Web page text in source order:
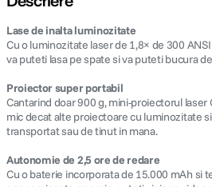
Lase de inalta luminozitate
Cu o luminozitate laser de 1,8× de 300
va puteti lasa pe spate si va puteti bucura
Proiector super portabil
Cantarind doar 900 g, mini-proiectorul laser
mic decat alte proiectoare cu luminozitate
transportat sau de tinut in mana.
Autonomie de 2,5 ore de redare
Cu o baterie incorporata de 15.000 mAh si